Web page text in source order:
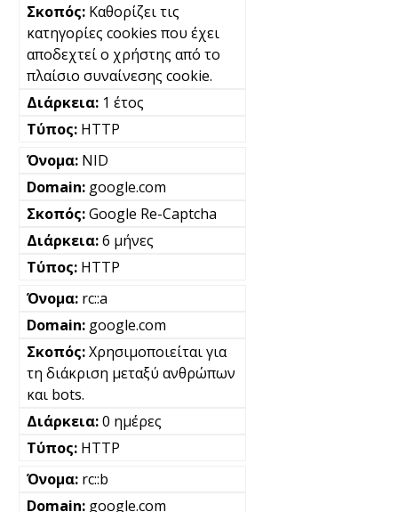
Καθορίζει τις
κατηγορίες cookies που έχει
αποδεχτεί ο χρήστης από το
πλαίσιο συναίνεσης cookie.
1 έτος
HTTP
NID
google.com
Google Re-Captcha
6 μήνες
HTTP
rc::a
google.com
Χρησιμοποιείται για
τη διάκριση μεταξύ ανθρώπων
και bots.
0 ημέρες
HTTP
rc::b
google.com